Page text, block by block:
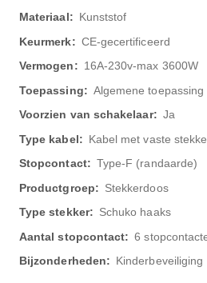
Kunststof
CE-gecertificeerd
16A-230v-max 3600W
Algemene toepassing
Ja
Kabel met vaste
Type-F (randaarde)
Stekkerdoos
Schuko haaks
6
Kinderbeveiliging